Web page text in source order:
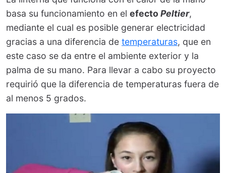
basa su funcionamiento en el efecto Peltier,
mediante el cual es posible generar electricidad
gracias a una diferencia de temperaturas, que en
este caso se da entre el ambiente exterior y la
palma de su mano. Para llevar a cabo su proyecto
requirió que la diferencia de temperaturas fuera de
al menos 5 grados.